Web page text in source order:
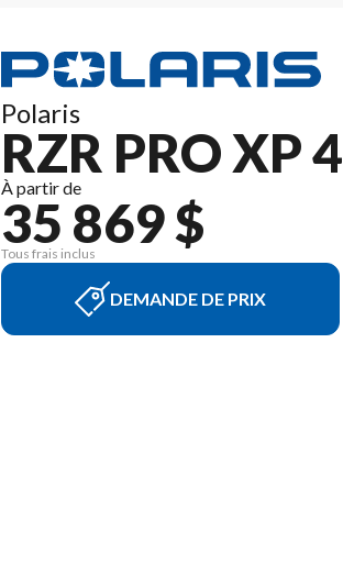
Polaris
RZR PRO XP
À partir de
35 869 $
Tous frais inclus
DEMANDE DE PRIX